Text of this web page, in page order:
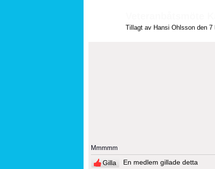
Tillagt av Hansi Ohlsson den 7
Mmmmm
Gilla En medlem gillade detta